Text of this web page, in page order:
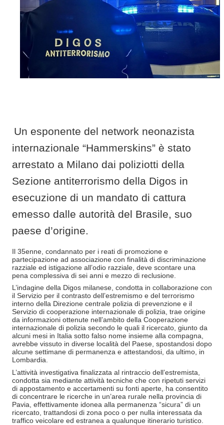
Un esponente del network neonazista
internazionale “Hammerskins” è stato
arrestato a Milano dai poliziotti della
Sezione antiterrorismo della Digos in
esecuzione di un mandato di cattura
emesso dalle autorità del Brasile, suo
paese d’origine.
Il 35enne, condannato per i reati di promozione e
partecipazione ad associazione con finalità di discriminazione
razziale ed istigazione all’odio razziale, deve scontare una
pena complessiva di sei anni e mezzo di reclusione.
L’indagine della Digos milanese, condotta in collaborazione con
il Servizio per il contrasto dell’estremismo e del terrorismo
interno della Direzione centrale polizia di prevenzione e il
Servizio di cooperazione internazionale di polizia, trae origine
da informazioni ottenute nell’ambito della Cooperazione
internazionale di polizia secondo le quali il ricercato, giunto da
alcuni mesi in Italia sotto falso nome insieme alla compagna,
avrebbe vissuto in diverse località del Paese, spostandosi dopo
alcune settimane di permanenza e attestandosi, da ultimo, in
Lombardia.
L’attività investigativa finalizzata al rintraccio dell’estremista,
condotta sia mediante attività tecniche che con ripetuti servizi
di appostamento e accertamenti su fonti aperte, ha consentito
di concentrare le ricerche in un’area rurale nella provincia di
Pavia, effettivamente idonea alla permanenza “sicura” di un
ricercato, trattandosi di zona poco o per nulla interessata da
traffico veicolare ed estranea a qualunque itinerario turistico.